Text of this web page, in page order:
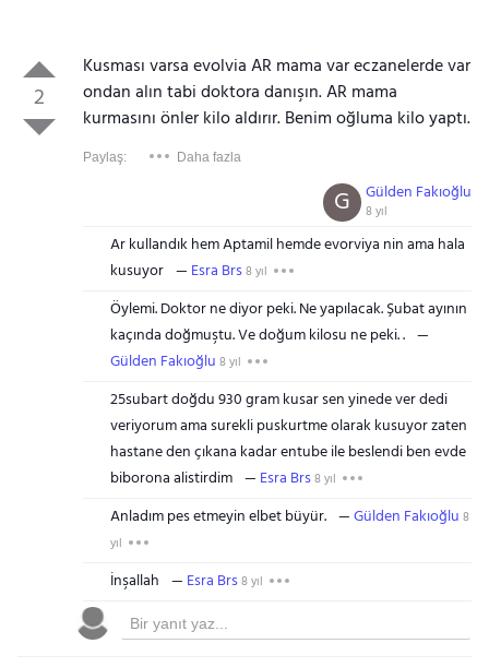
2
Kusması varsa evolvia AR mama var eczanelerde var
ondan alın tabi doktora danışın. AR mama
kurmasını önler kilo aldırır. Benim oğluma kilo yaptı.
Paylaş: Daha fazla
Gülden Fakıoğlu
8 yıl
G
Ar kullandık hem Aptamil hemde evorviya nin ama hala
kusuyor
Esra Brs8 yıl
Öylemi. Doktor ne diyor peki. Ne yapılacak. Şubat ayının
kaçında doğmuştu. Ve doğum kilosu ne peki. .
Gülden Fakıoğlu 8 yıl
25subart doğdu 930 gram kusar sen yinede ver dedi
veriyorum ama surekli puskurtme olarak kusuyor zaten
hastane den çıkana kadar entube ile beslendi ben evde
biborona alistirdim
Esra Brs8 yıl
Anladım pes etmeyin elbet büyür. Gülden Fakıoğlu 8
yıl
İnşallah Esra Brs8 yıl
Gezinti Menüsü